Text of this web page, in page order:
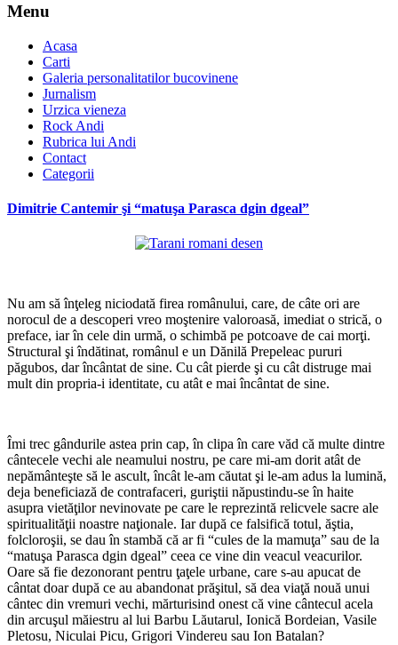
Menu
Acasa
Carti
Galeria personalitatilor bucovinene
Jurnalism
Urzica vieneza
Rock Andi
Rubrica lui Andi
Contact
Categorii
Dimitrie Cantemir şi “matuşa Parasca dgin dgeal”
Nu am să înţeleg niciodată firea românului, care, de câte ori are
norocul de a descoperi vreo moştenire valoroasă, imediat o strică, o
preface, iar în cele din urmă, o schimbă pe potcoave de cai morţi.
Structural şi îndătinat, românul e un Dănilă Prepeleac pururi
păgubos, dar încântat de sine. Cu cât pierde şi cu cât distruge mai
mult din propria-i identitate, cu atât e mai încântat de sine.
Îmi trec gândurile astea prin cap, în clipa în care văd că multe dintre
cântecele vechi ale neamului nostru, pe care mi-am dorit atât de
nepământeşte să le ascult, încât le-am căutat şi le-am adus la lumină,
deja beneficiază de contrafaceri, guriştii năpustindu-se în haite
asupra vietăţilor nevinovate pe care le reprezintă relicvele sacre ale
spiritualităţii noastre naţionale. Iar după ce falsifică totul, ăştia,
folcloroşii, se dau în stambă că ar fi “cules de la mamuţa” sau de la
“matuşa Parasca dgin dgeal” ceea ce vine din veacul veacurilor.
Oare să fie dezonorant pentru ţaţele urbane, care s-au apucat de
cântat doar după ce au abandonat prăşitul, să dea viaţă nouă unui
cântec din vremuri vechi, mărturisind onest că vine cântecul acela
din arcuşul măiestru al lui Barbu Lăutarul, Ionică Bordeian, Vasile
Pletosu, Niculai Picu, Grigori Vindereu sau Ion Batalan?